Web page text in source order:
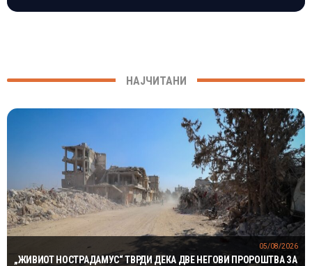
НАЈЧИТАНИ
„ЖИВИОТ НОСТРАДАМУС“ ТВРДИ ДЕКА ДВЕ НЕГОВИ ПРОРОШТВА ЗА
05/08/2026